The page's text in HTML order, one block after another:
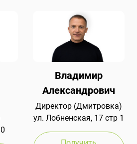
Владимир
Александрович
Директор (Дмитровка)
ул. Лобненская, 17 стр 1